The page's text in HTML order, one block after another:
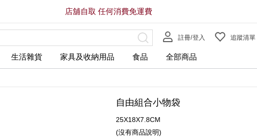
註冊/登入 追蹤清單
生活雜貨 家具及收納用品 食品 全部商品
店舖自取 任何消費免運費
自由組合小物袋
25X18X7.8CM
(沒有商品說明)